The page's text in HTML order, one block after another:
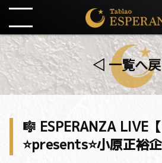
◁ 一覧へ
🎼 ESPERANZA LIVE
⭐️presents⭐️小原正裕企